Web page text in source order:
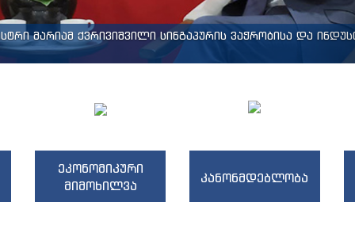
მარიამ ქვრივიშვილი სინგაპურის ვაჭრობისა და
ეკონომიკური
მიმოხილვა
კანონმდებლობა